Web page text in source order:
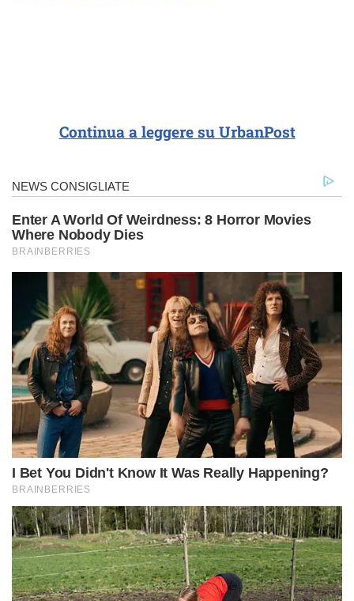
Continua a leggere su UrbanPost